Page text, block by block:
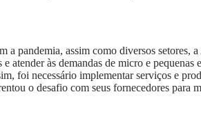
a pandemia, assim como diversos setores,
e atender às demandas de micro e
foi necessário implementar serviços e
o desafio com seus fornecedores para